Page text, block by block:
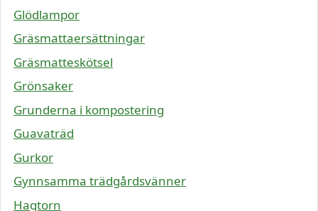
Glödlampor
Gräsmattaersättningar
Gräsmatteskötsel
Grönsaker
Grunderna i kompostering
Guavaträd
Gurkor
Gynnsamma trädgårdsvänner
Hagtorn